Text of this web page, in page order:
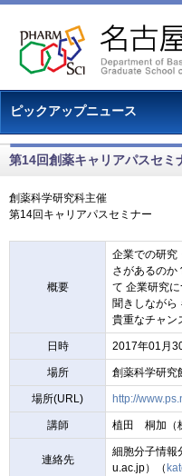
ピックアップニュース
第14回創薬キャリアパスセミ
創薬科学研究科主催
第14回キャリアパスセミナー
概要
企業での研究
さがあるのか
て 企業研究
聞きしながら
貴重なチャン
日時 2017年01月
場所 創薬科学研
場所(URL) http://
講師 植田 桐加（
連絡先
細胞分子情
u.ac.jp）（